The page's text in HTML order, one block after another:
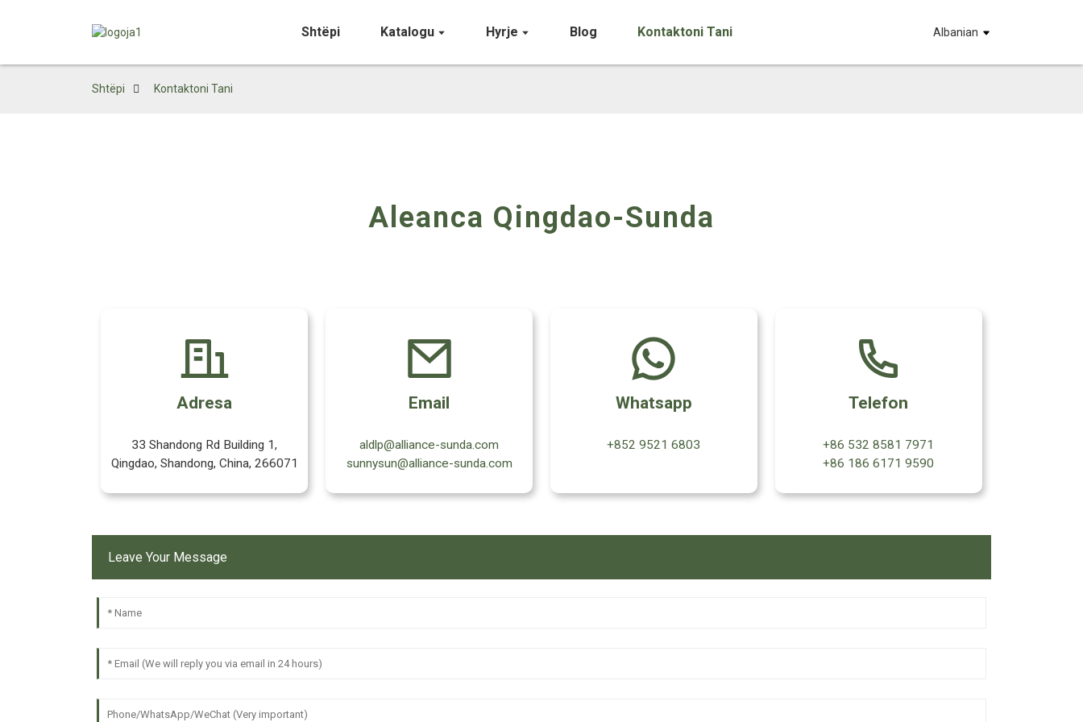
Shtëpi Katalogu Hyrje Blog Kontaktoni Tani Albanian
Shtëpi Kontaktoni Tani
Aleanca Qingdao-Sunda
Adresa
33 Shandong Rd Building 1,
Qingdao, Shandong, China, 266071
Email
aldlp@alliance-sunda.com
sunnysun@alliance-sunda.com
Whatsapp
+852 9521 6803
Telefon
+86 532 8581 7971
+86 186 6171 9590
Leave Your Message